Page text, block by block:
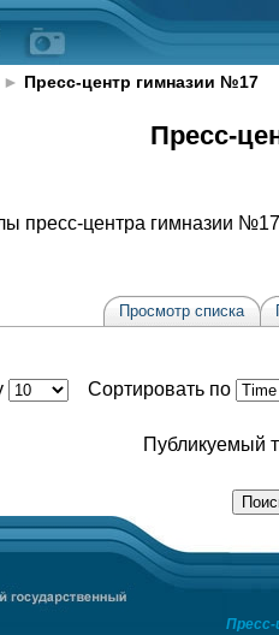
► Пресс-центр гимназии №17
Пресс-
пресс-центра гимназии
Просмотр списка
Сортировать по
Публикуемый